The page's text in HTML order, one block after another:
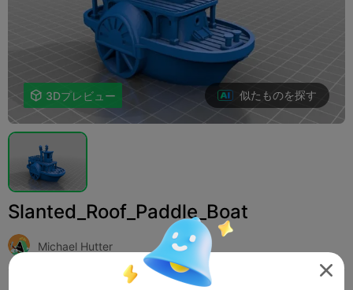
 3Dプレビュー 似たものを探す
Slanted_Roof_Paddle_Boat
Michael Hutter
